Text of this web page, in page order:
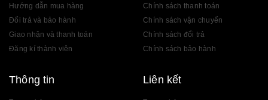
Hướng dẫn mua hàng
Đổi trả và bảo hành
Giao nhận và thanh toán
Đăng kí thành viên
Chính sách thanh toán
Chính sách vận chuyển
Chính sách đổi trả
Chính sách bảo hành
Thông tin Liên kết